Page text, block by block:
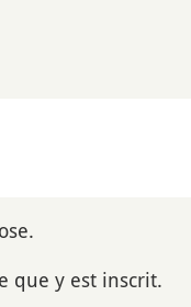
que y est inscrit.